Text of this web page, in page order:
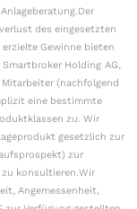
des eingesetzten
Gewinne bieten
Holding AG,
(nachfolgend
eine bestimmte
zu. Wir
gesetzlich zur
zur
konsultieren.Wir
Angemessenheit,